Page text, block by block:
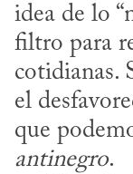
idea de lo
filtro para
cotidianas.
el
que
antinegro.